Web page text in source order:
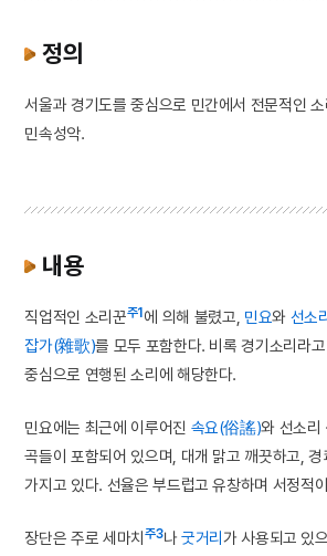
정의
서울과 경기도를 중심으로 민간에서 전문적인
민속성악.
내용
직업적인 소리꾼주1 에 의해 불렸고, 민요와 선소
잡가(雜歌)를 모두 포함한다. 비록 경기소리라
중심으로 연행된 소리에 해당한다.
민요에는 최근에 이루어진 속요(俗謠)와 선소리 ·
곡들이 포함되어 있으며, 대개 맑고 깨끗하고,
가지고 있다. 선율은 부드럽고 유창하며 서정적
장단은 주로 세마치주3나 굿거리가 사용되고 있